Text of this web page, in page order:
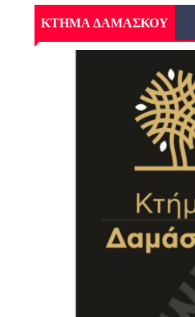
ΚΤΗΜΑ ΔΑΜΑΣΚΟΥ